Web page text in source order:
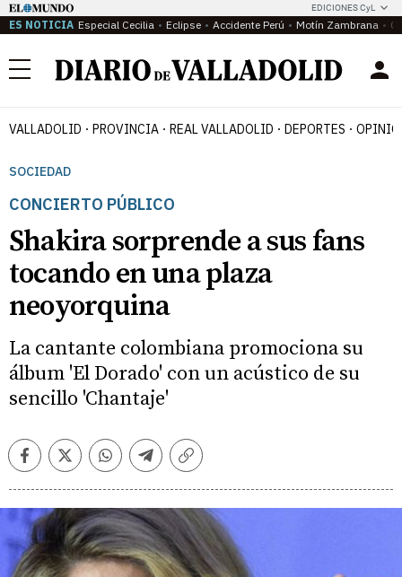
EDICIONES CyL
ES NOTICIA Especial Cecilia Eclipse Accidente Perú Motín Zambrana
Menú
VALLADOLID PROVINCIA REAL VALLADOLID DEPORTES
SOCIEDAD
CONCIERTO PÚBLICO
Shakira sorprende a sus fans
tocando en una plaza
neoyorquina
La cantante colombiana promociona su
álbum 'El Dorado' con un acústico de su
sencillo 'Chantaje'
FacebookTwitterWhatsappTelegramCopiar